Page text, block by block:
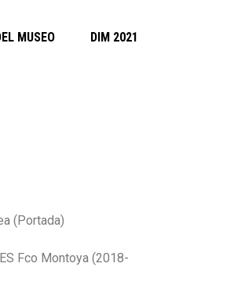
MUSEO DIM 2021
(Portada)
Fco Montoya (2018-